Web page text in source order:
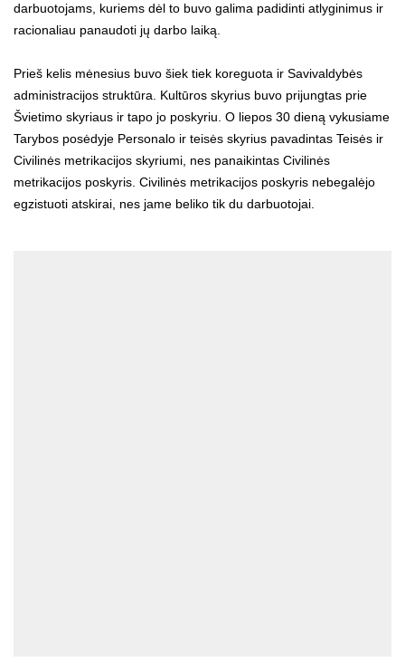
darbuotojams, kuriems dėl to buvo galima padidinti atlyginimus ir
racionaliau panaudoti jų darbo laiką.
Prieš kelis mėnesius buvo šiek tiek koreguota ir Savivaldybės
administracijos struktūra. Kultūros skyrius buvo prijungtas prie
Švietimo skyriaus ir tapo jo poskyriu. O liepos 30 dieną vykusiame
Tarybos posėdyje Personalo ir teisės skyrius pavadintas Teisės ir
Civilinės metrikacijos skyriumi, nes panaikintas Civilinės
metrikacijos poskyris. Civilinės metrikacijos poskyris nebegalėjo
egzistuoti atskirai, nes jame beliko tik du darbuotojai.